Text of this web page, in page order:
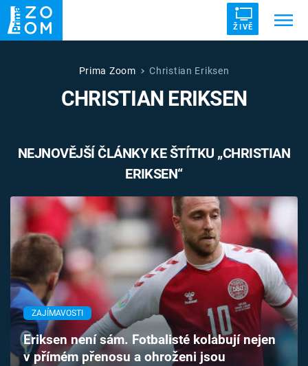
ŽIVĚ
ZRÁDCI UFO DRUHÁ SVĚTOVÁ VÁLKA
VETŘELCI DÁVNOVĚKU
Témata
Pořady
TV Program
Časopis
Sledujte prima+
Prima Zoom Christian Eriksen
CHRISTIAN ERIKSEN
NEJNOVĚJŠÍ ČLÁNKY KE ŠTÍTKU „CHRISTIAN
ERIKSEN“
ZAJÍMAVOSTI
Eriksen není sám. Fotbalisté kolabují nejen
v přímém přenosu a ohroženi jsou